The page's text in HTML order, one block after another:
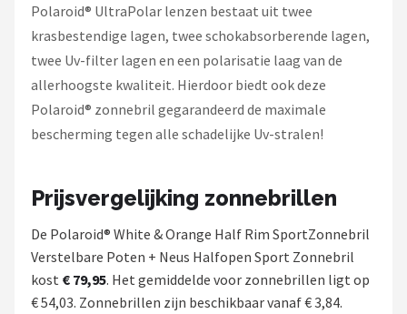
Polaroid® UltraPolar lenzen bestaat uit twee
krasbestendige lagen, twee schokabsorberende lagen,
twee Uv-filter lagen en een polarisatie laag van de
allerhoogste kwaliteit. Hierdoor biedt ook deze
Polaroid® zonnebril gegarandeerd de maximale
bescherming tegen alle schadelijke Uv-stralen!
Prijsvergelijking zonnebrillen
De Polaroid® White & Orange Half Rim SportZonnebril
Verstelbare Poten + Neus Halfopen Sport Zonnebril
kost € 79,95. Het gemiddelde voor zonnebrillen ligt op
€ 54,03. Zonnebrillen zijn beschikbaar vanaf € 3,84.